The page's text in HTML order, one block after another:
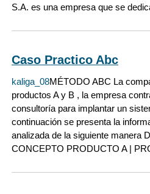
S.A. es una empresa que se
Caso Practico Abc
kaliga_08MÉTODO ABC La
productos A y B , la empresa
consultoría para implantar un
continuación se presenta la
analizada de la siguiente manera
CONCEPTO PRODUCTO A |